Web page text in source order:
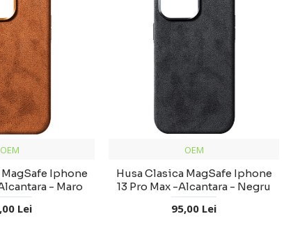
OEM
Iphone
- Maro
Lei
OEM
Husa Clasica MagSafe Iphone
13 Pro Max -Alcantara - Negru
95,00 Lei